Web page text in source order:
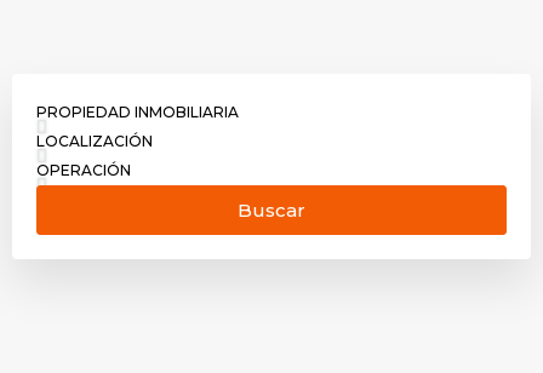
PROPIEDAD INMOBILIARIA
LOCALIZACIÓN
OPERACIÓN
Buscar